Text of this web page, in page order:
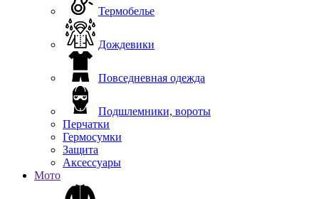
Термобелье
Дождевики
Повседневная одежда
Подшлемники, вороты
Перчатки
Гермосумки
Защита
Аксессуары
Мото